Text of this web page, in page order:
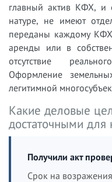
главный актив КФХ, и
натуре, не имеют
переданы каждому
аренды или в
отсутствие
Оформление
легитимной
Какие деловые
достаточными
Получили акт
Срок на